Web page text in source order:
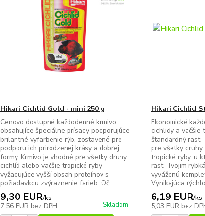
Hikari Cichlid Gold - mini 250 g
Cenovo dostupné každodenné krmivo
obsahujíce špeciálne prísady podporujúce
brilantné vyfarbenie rýb, zostavené pre
podporu ich prirodzenej krásy a dobrej
formy. Krmivo je vhodné pre všetky druhy
cichlíd alebo väčšie tropické ryby
vyžadujúce vyšší obsah proteínov s
požiadavkou zvýraznenie farieb. Oč...
9,30 EUR/ks
7,56 EUR bez DPH Skladom
Hikari Cichlid
Ekonomické
cichlidy a väčšie
štandardný rast.
pre všetky druhy
tropické ryby, u
rast. Tvojim
vyváženú
Vynikajúca
6,19 EUR/ks
5,03 EUR bez